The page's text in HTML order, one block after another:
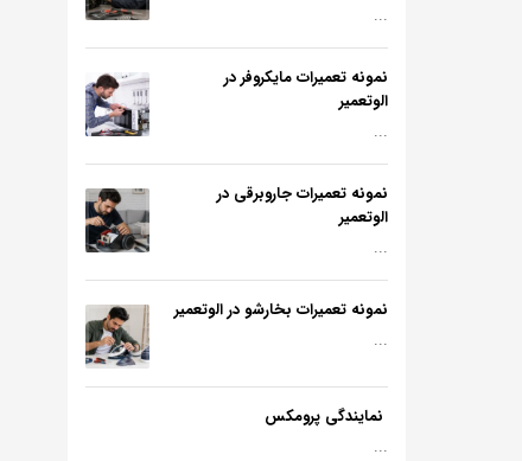
...
نمونه تعمیرات مایکروفر در
الوتعمیر
...
نمونه تعمیرات جاروبرقی در
الوتعمیر
...
نمونه تعمیرات بخارشو در الوتعمیر
...
نمایندگی پرومکس
...